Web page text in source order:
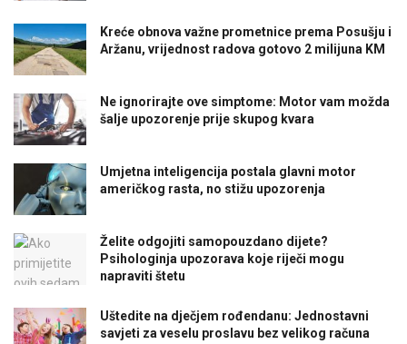
Kreće obnova važne prometnice prema Posušju i
Aržanu, vrijednost radova gotovo 2 milijuna KM
Ne ignorirajte ove simptome: Motor vam možda
šalje upozorenje prije skupog kvara
Umjetna inteligencija postala glavni motor
američkog rasta, no stižu upozorenja
Želite odgojiti samopouzdano dijete?
Psihologinja upozorava koje riječi mogu
napraviti štetu
Uštedite na dječjem rođendanu: Jednostavni
savjeti za veselu proslavu bez velikog računa